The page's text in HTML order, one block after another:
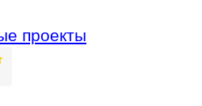
проекты